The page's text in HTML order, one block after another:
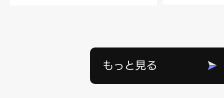
もっと見る